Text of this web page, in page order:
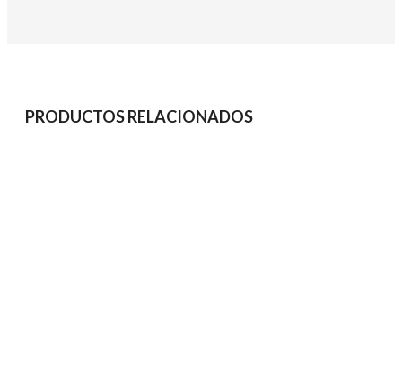
PRODUCTOS RELACIONADOS